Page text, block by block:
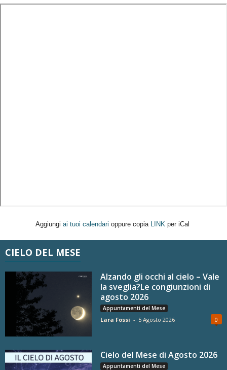
Aggiungi ai tuoi calendari oppure copia LINK per iCal
CIELO DEL MESE
Alzando gli occhi al cielo – Vale
la sveglia?Le congiunzioni di
agosto 2026
Appuntamenti del Mese
Lara Fossi - 5 Agosto 2026 0
Cielo del Mese di Agosto 2026
Appuntamenti del Mese